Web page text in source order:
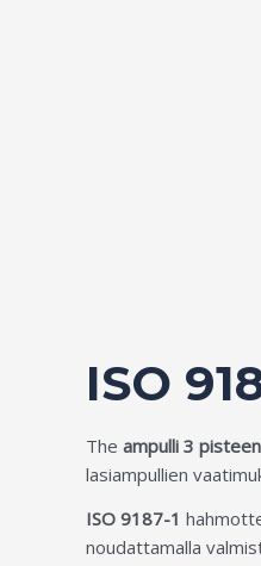
ISO
The ampulli 3
lasiampullien
ISO 9187-1
noudattamalla